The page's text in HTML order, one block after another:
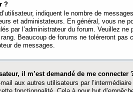
?
indiquent le nombre de
et administateurs. En général, vous ne
par l’administrateur du forum. Veuillez ne
Beaucoup de forums ne toléreront pas
de messages.
il m’est demandé de me connecter
aux autres utilisateurs par